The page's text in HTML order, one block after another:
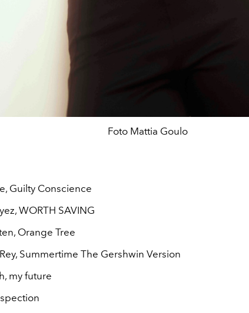
Foto Mattia Goulo
Guilty Conscience
WORTH SAVING
Orange Tree
Summertime The Gershwin Version
my future